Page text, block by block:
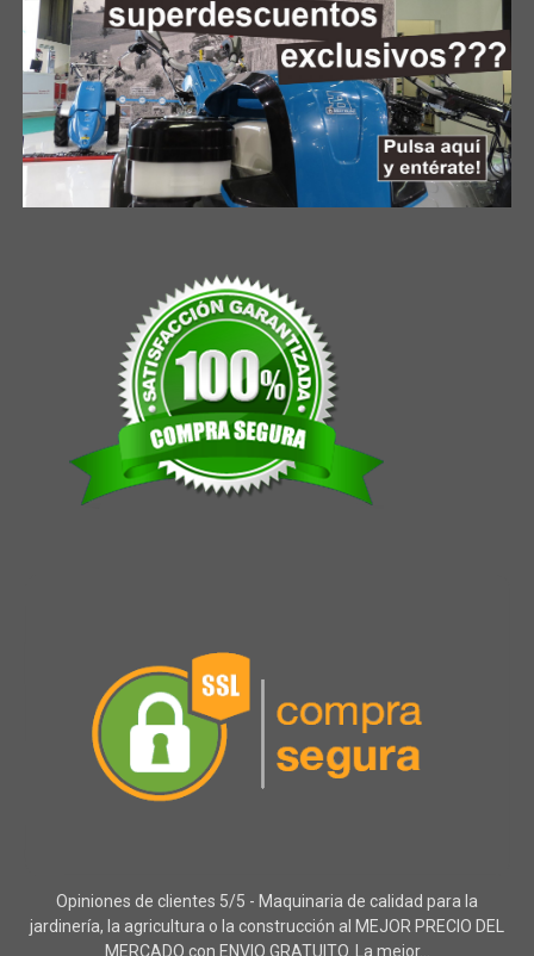
Opiniones de clientes 5/5 - Maquinaria de calidad para la
jardinería, la agricultura o la construcción al MEJOR PRECIO DEL
MERCADO con ENVIO GRATUITO. La mejor...